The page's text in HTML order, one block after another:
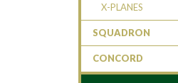
X-PLANES
SQUADRON
CONCORD